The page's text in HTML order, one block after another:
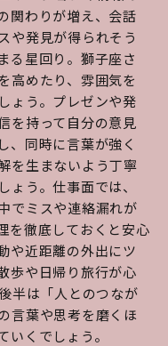
関わりが増え、会話
や発見が得られそう
る星回り。獅子座さ
高めたり、雰囲気を
ょう。プレゼンや発
を持って自分の意見
、同時に言葉が強く
を生まないよう丁寧
う。仕事面では、
でミスや連絡漏れが
を徹底しておくと安心
や近距離の外出にツ
歩や日帰り旅行が心
半は「人とのつなが
言葉や思考を磨くほ
いくでしょう。